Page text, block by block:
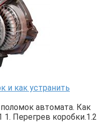
и как устранить
автомата. Как
1. Перегрев коробки.1.2